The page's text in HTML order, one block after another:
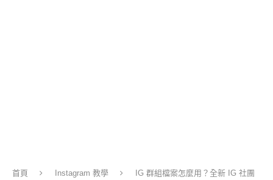
首頁 Instagram 教學
IG 群組檔案怎麼用？全新 IG 社團